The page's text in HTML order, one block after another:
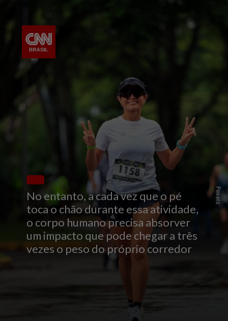
No entanto, a cada vez que o pé
toca o chão durante essa atividade,
o corpo humano precisa absorver
um impacto que pode chegar a três
vezes o peso do próprio corredor
Pexels